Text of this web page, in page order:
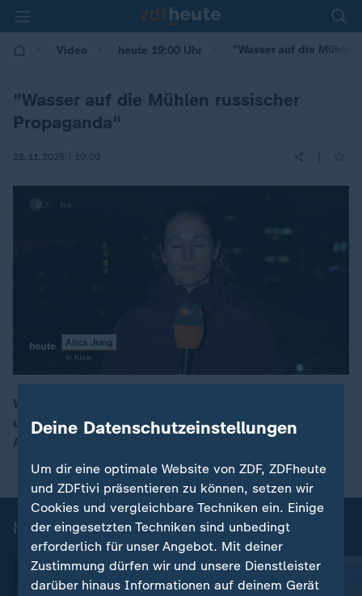
Video heute 19:00 Uhr "Wasser auf die
"Wasser auf die Mühlen russischer
Propaganda"
28.11.2025 | 19:00
00:17
Wieder erschüttert ein Korruptionsskandal die Ukraine
und setzt Präsident Selenskyj zunehmend unter Druck.
Alica Jung berichtet.
heute 19:00 Uhr: Einzelbeiträge
Deine Datenschutzeinstellungen
Um dir eine optimale Website von ZDF, ZDFheute
und ZDFtivi präsentieren zu können, setzen wir
Cookies und vergleichbare Techniken ein. Einige
der eingesetzten Techniken sind unbedingt
erforderlich für unser Angebot. Mit deiner
Zustimmung dürfen wir und unsere Dienstleister
darüber hinaus Informationen auf deinem Gerät